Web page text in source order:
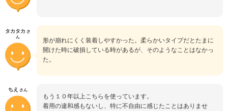
タカタカ さ
ん
形が崩れにくく装着しやすかった。柔らかいタイプだとたまに
開けた時に破損している時があるが、そのようなことはなかっ
た。
ちえ さん
もう１０年以上こちらを使っています。
着用の違和感もないし、特に不自由に感じたことはありませ